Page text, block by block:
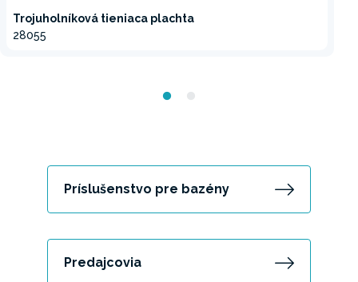
Trojuholníková tieniaca plachta
28055
Príslušenstvo pre bazény
Predajcovia